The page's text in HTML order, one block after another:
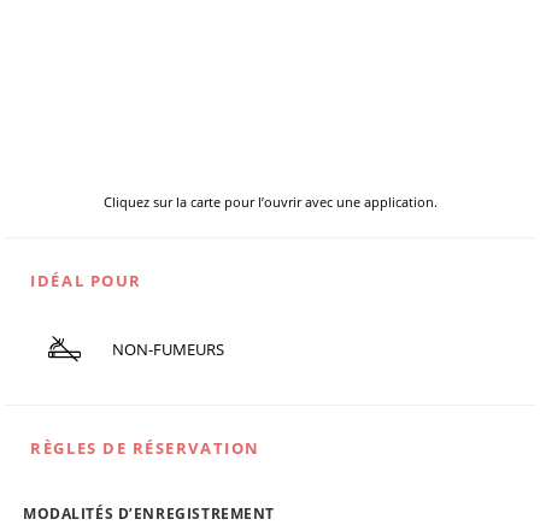
Cliquez sur la carte pour l’ouvrir avec une application.
IDÉAL POUR
NON-FUMEURS
RÈGLES DE RÉSERVATION
MODALITÉS D’ENREGISTREMENT